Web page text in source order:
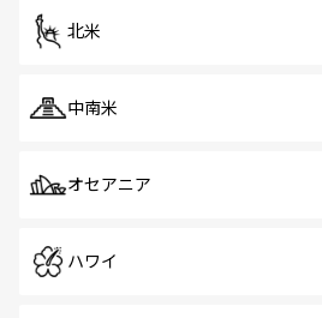
北米
中南米
オセアニア
ハワイ